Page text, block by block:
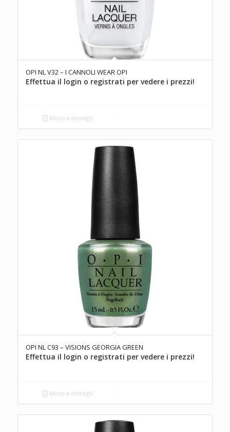
OPI NL V32 – I CANNOLI WEAR OPI
Effettua il login o registrati per vedere i prezzi!
Mostra dettagli
OPI NL C93 – VISIONS GEORGIA GREEN
Effettua il login o registrati per vedere i prezzi!
Mostra dettagli